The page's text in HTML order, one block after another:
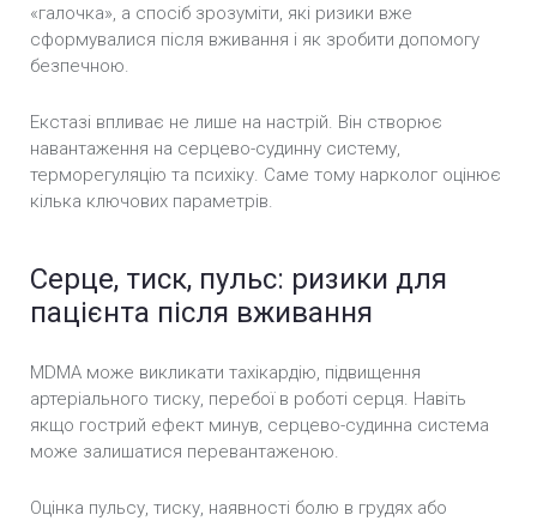
«галочка», а спосіб зрозуміти, які ризики вже
сформувалися після вживання і як зробити допомогу
безпечною.
Екстазі впливає не лише на настрій. Він створює
навантаження на серцево-судинну систему,
терморегуляцію та психіку. Саме тому нарколог оцінює
кілька ключових параметрів.
Серце, тиск, пульс: ризики для
пацієнта після вживання
MDMA може викликати тахікардію, підвищення
артеріального тиску, перебої в роботі серця. Навіть
якщо гострий ефект минув, серцево-судинна система
може залишатися перевантаженою.
Оцінка пульсу, тиску, наявності болю в грудях або